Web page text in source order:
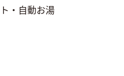
・自動お湯